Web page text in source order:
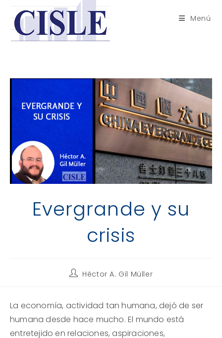
contenido
Menú
Evergrande y su
crisis
Autor
entrada:
Héctor A. Gil Müller
La economía, actividad tan humana, dejó de ser
humana desde hace mucho. El mundo está
entretejido en relaciones, aspiraciones,